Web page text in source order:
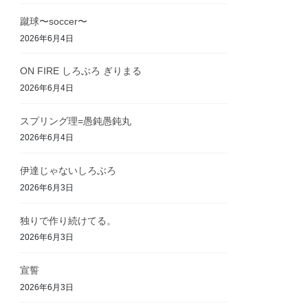
蹴球〜soccer〜
2026年6月4日
ON FIRE しろぶろ ぎりまる
2026年6月4日
スプリング理=愚鈍愚鈍丸
2026年6月4日
伊達じゃないしろぶろ
2026年6月3日
独りで作り続けてる。
2026年6月3日
宣誓
2026年6月3日